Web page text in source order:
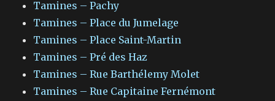
Tamines – Pachy
Tamines – Place du Jumelage
Tamines – Place Saint-Martin
Tamines – Pré des Haz
Tamines – Rue Barthélemy Molet
Tamines – Rue Capitaine Fernémont